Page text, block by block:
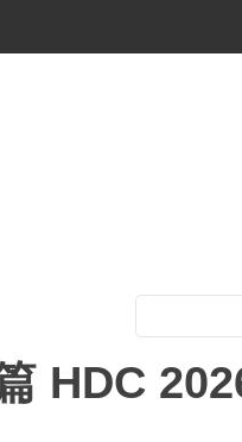
HDC